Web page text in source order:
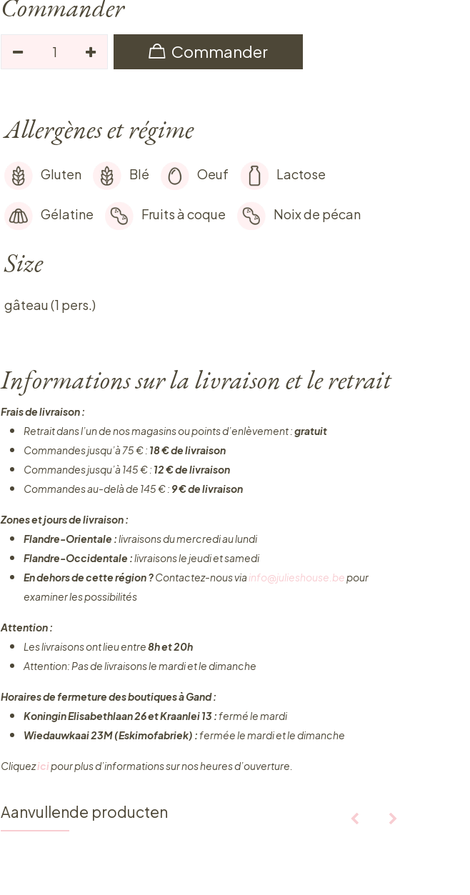
Commander
Commander
Allergènes et régime
Gluten Blé Oeuf Lactose
Gélatine Fruits à coque Noix de pécan
Size
gâteau (1 pers.)
Informations sur la livraison et le retrait
Frais de livraison :
Retrait dans l’un de nos magasins ou points d’enlèvement :gratuit
Commandes jusqu’à 75 € : 18 € de livraison
Commandes jusqu’à 145 € : 12 € de livraison
Commandes au-delà de 145 € : 9 € de livraison
Zones et jours de livraison :
Flandre-Orientale :livraisons du mercredi au lundi
Flandre-Occidentale :livraisons le jeudi et samedi
En dehors de cette région ?Contactez-nous via info@julieshouse.bepour
examiner les possibilités
Attention :
Les livraisons ont lieu entre8h et 20h
Attention: Pas de livraisons le mardi et le dimanche
Horaires de fermeture des boutiques à Gand :
Koningin Elisabethlaan 26 et Kraanlei 13 :fermé le mardi
Wiedauwkaai 23M (Eskimofabriek) :fermée le mardi et le dimanche
Cliquez ​icipour plus d’informations sur nos heures d’ouverture.
Aanvullende producten